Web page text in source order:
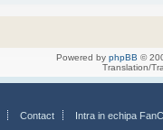
Powered by phpBB ©
Translation/
Contact Intra in echipa